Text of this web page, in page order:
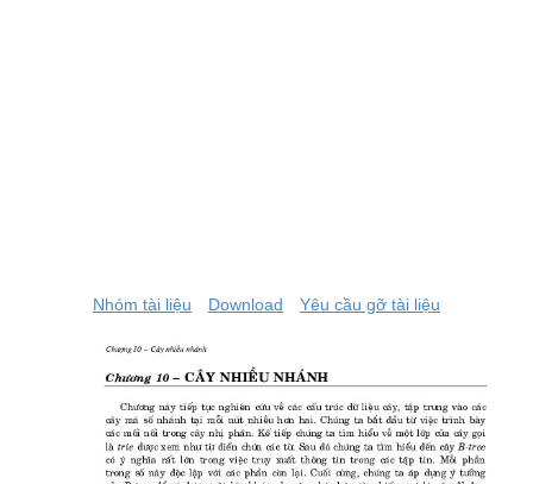
Nhóm tài liệu Download Yêu cầu gỡ tài liệu